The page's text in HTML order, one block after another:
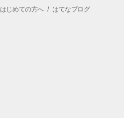
はじめての方へ/ はてなブログ